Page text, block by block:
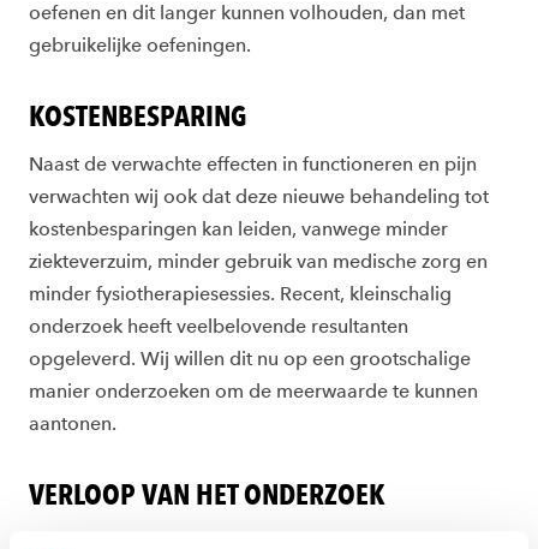
oefenen en dit langer kunnen volhouden, dan met
gebruikelijke oefeningen.
KOSTENBESPARING
Naast de verwachte effecten in functioneren en pijn
verwachten wij ook dat deze nieuwe behandeling tot
kostenbesparingen kan leiden, vanwege minder
ziekteverzuim, minder gebruik van medische zorg en
minder fysiotherapiesessies. Recent, kleinschalig
onderzoek heeft veelbelovende resultanten
opgeleverd. Wij willen dit nu op een grootschalige
manier onderzoeken om de meerwaarde te kunnen
aantonen.
VERLOOP VAN HET ONDERZOEK